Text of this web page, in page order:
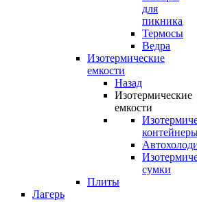
для
пикника
Термосы
Ведра
Изотермические
емкости
Назад
Изотермические
емкости
сумки
Плиты
Лагерь